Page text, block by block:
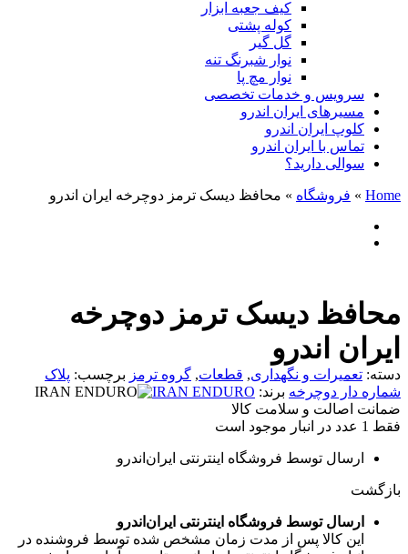
کیف جعبه ابزار
کوله پشتی
گل گیر
نوار شبرنگ تنه
نوار مچ پا
سرویس و خدمات تخصصی
مسیرهای ایران اندرو
کلوپ ایران اندرو
تماس با ایران اندرو
سوالی دارید؟
Home
» فروشگاه » محافظ دیسک ترمز دوچرخه ایران اندرو
محافظ دیسک ترمز دوچرخه
ایران اندرو
دسته: تعمیرات و نگهداری, قطعات, گروه ترمز برچسب: پلاک
شماره دار دوچرخه برند: IRAN ENDURO
ضمانت اصالت و سلامت کالا
فقط 1 عدد در انبار موجود است
ارسال توسط فروشگاه اینترنتی ایران‌اندرو
بازگشت
ارسال توسط فروشگاه اینترنتی ایران‌اندرو
این کالا پس از مدت زمان مشخص شده توسط فروشنده در